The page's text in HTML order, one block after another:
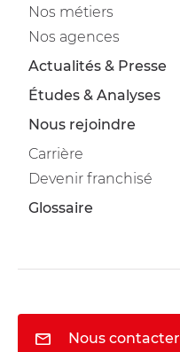
Nos métiers
Nos agences
Actualités & Presse
Études & Analyses
Nous rejoindre
Carrière
Devenir franchisé
Glossaire
Nous contacter